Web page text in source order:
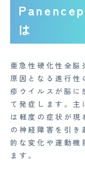
は
亜急性硬化性全
原因となる進行性
疹ウイルスが脳に
て発症します。主
は軽度の症状が
の神経障害を引き
的な変化や運動機
ます。